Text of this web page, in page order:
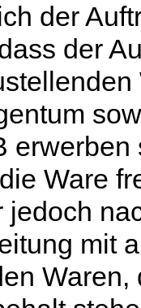
der
der
Ware
jedoch
mit